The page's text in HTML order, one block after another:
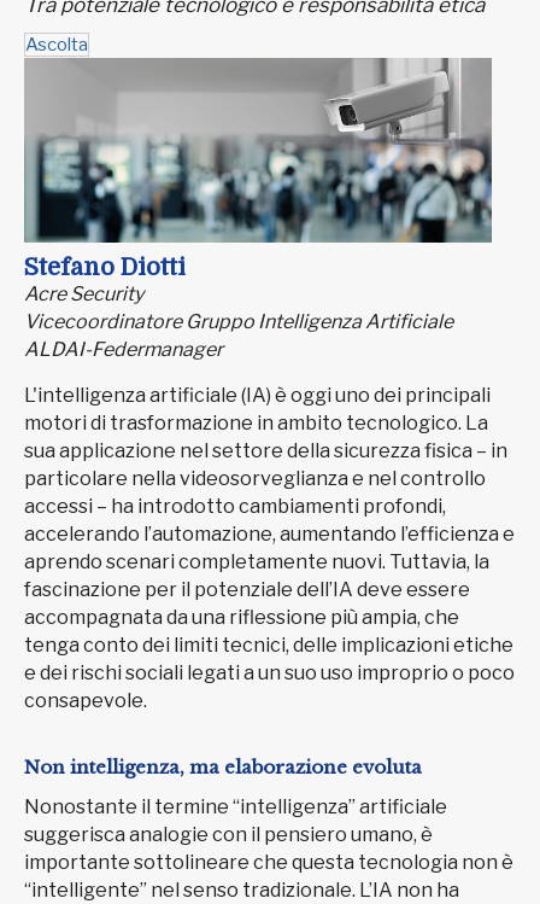
Tra potenziale tecnologico e responsabilità etica
Ascolta
Stefano Diotti
Acre Security
Vicecoordinatore Gruppo Intelligenza Artificiale
ALDAI-Federmanager
L'intelligenza artificiale (IA) è oggi uno dei principali
motori di trasformazione in ambito tecnologico. La
sua applicazione nel settore della sicurezza fisica – in
particolare nella videosorveglianza e nel controllo
accessi – ha introdotto cambiamenti profondi,
accelerando l’automazione, aumentando l’efficienza e
aprendo scenari completamente nuovi. Tuttavia, la
fascinazione per il potenziale dell’IA deve essere
accompagnata da una riflessione più ampia, che
tenga conto dei limiti tecnici, delle implicazioni etiche
e dei rischi sociali legati a un suo uso improprio o poco
consapevole.
Non intelligenza, ma elaborazione evoluta
Nonostante il termine “intelligenza” artificiale
suggerisca analogie con il pensiero umano, è
importante sottolineare che questa tecnologia non è
“intelligente” nel senso tradizionale. L’IA non ha